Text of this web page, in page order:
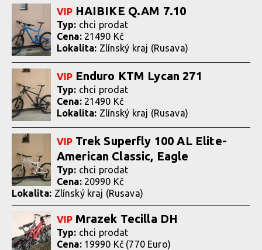
VIP HAIBIKE Q.AM 7.10
Typ: chci prodat
Cena: 21490 Kč
Lokalita: Zlínský kraj (Rusava)
VIP Enduro KTM Lycan 271
Typ: chci prodat
Cena: 21490 Kč
Lokalita: Zlínský kraj (Rusava)
VIP Trek Superfly 100 AL Elite-
American Classic, Eagle
Typ: chci prodat
Cena: 20990 Kč
Lokalita: Zlínský kraj (Rusava)
VIP Mrazek Tecilla DH
Typ: chci prodat
Cena: 19990 Kč (770 Euro)